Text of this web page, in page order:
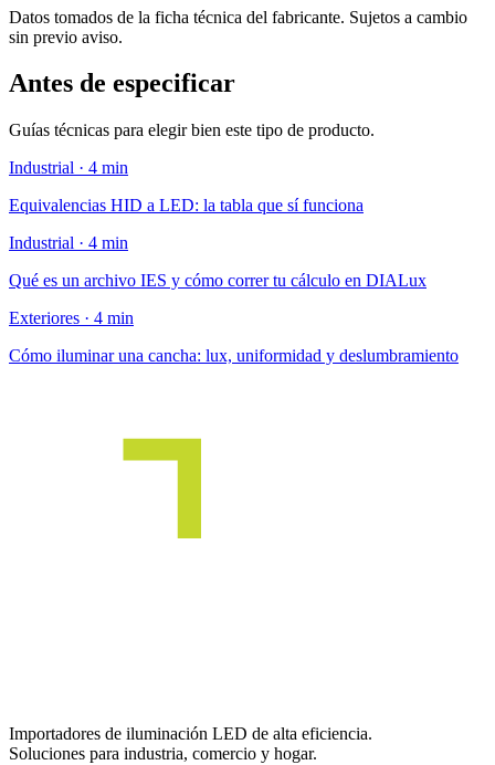
Datos tomados de la ficha técnica del fabricante. Sujetos a cambio
sin previo aviso.
Antes de especificar
Guías técnicas para elegir bien este tipo de producto.
Industrial · 4 min
Equivalencias HID a LED: la tabla que sí funciona
Industrial · 4 min
Qué es un archivo IES y cómo correr tu cálculo en DIALux
Exteriores · 4 min
Cómo iluminar una cancha: lux, uniformidad y deslumbramiento
Importadores de iluminación LED de alta eficiencia.
Soluciones para industria, comercio y hogar.